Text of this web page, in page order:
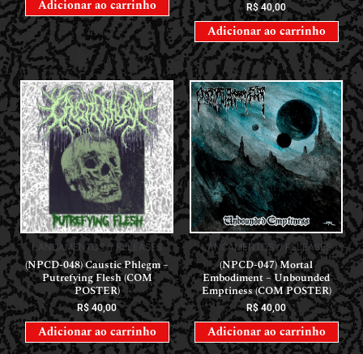
Adicionar ao carrinho R$40,00
Adicionar ao carrinho
LANÇAMENTOS // RELEASES
(NPCD-048) Caustic Phlegm –
Putrefying Flesh (COM
POSTER)
R$ 40,00
Adicionar ao carrinho
LANÇAMENTOS // RELEASES
(NPCD-047) Mortal
Embodiment – Unbounded
Emptiness (COM POSTER)
R$40,00
Adicionar ao carrinho